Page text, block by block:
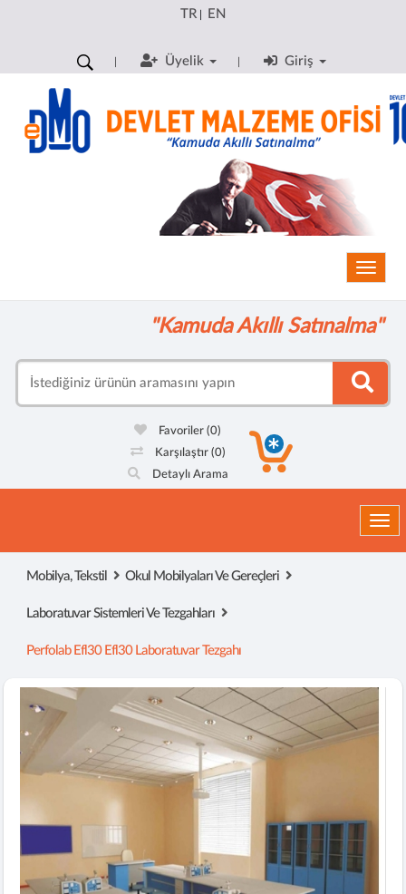
TR| EN
Üyelik Giriş
"Kamuda Akıllı Satınalma"
Favoriler(0)
Karşılaştır (0)
Detaylı Arama
Mobilya, Tekstil Okul Mobilyaları Ve Gereçleri
Laboratuvar Sistemleri Ve Tezgahları
Perfolab Efl30 Efl30 Laboratuvar Tezgahı